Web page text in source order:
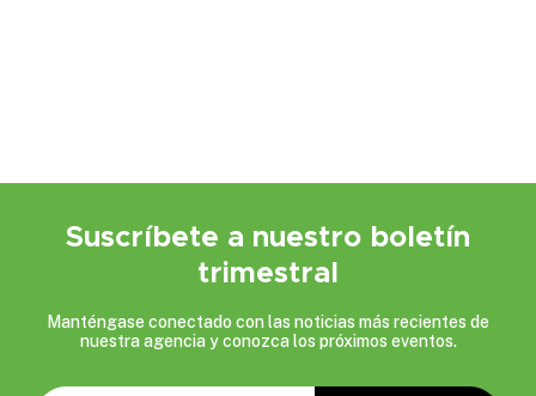
Suscríbete a nuestro boletín
trimestral
Manténgase conectado con las noticias más recientes de
nuestra agencia y conozca los próximos eventos.